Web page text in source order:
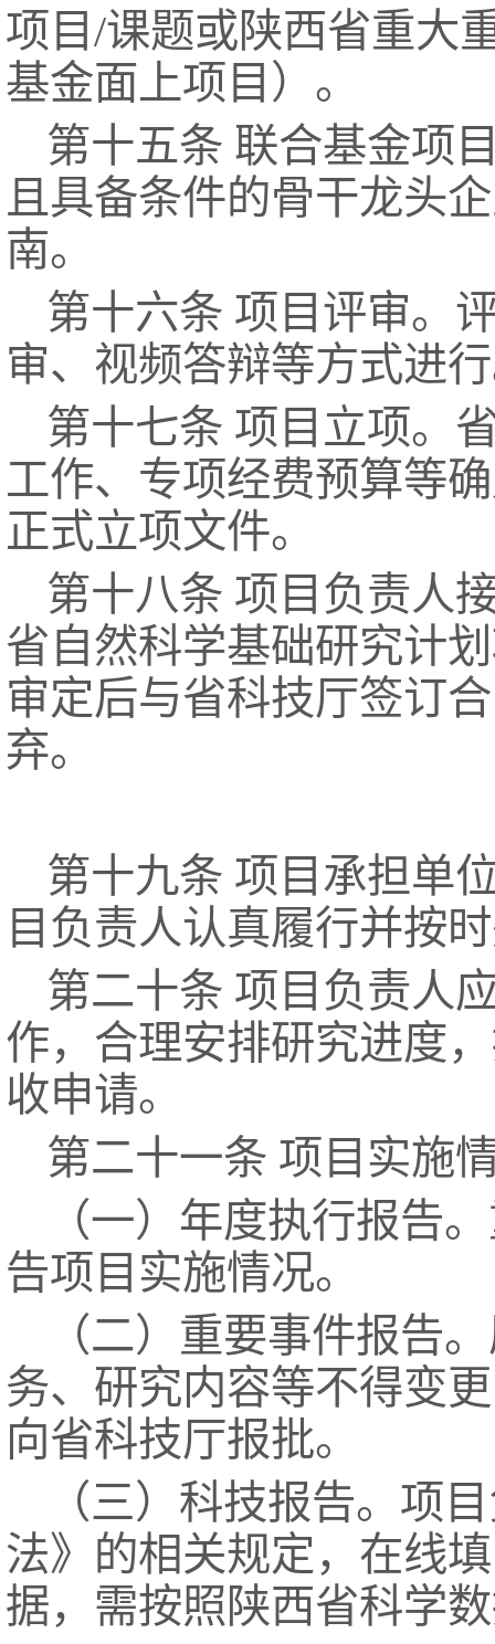
项目/课题或陕西省重大
基金面上项目）。
第十五条 联合基金项
且具备条件的骨干龙头
南。
第十六条 项目评审。
审、视频答辩等方式进
第十七条 项目立项。
工作、专项经费预算等
正式立项文件。
第十八条 项目负责人
省自然科学基础研究计
审定后与省科技厅签订
弃。
第十九条 项目承担单
目负责人认真履行并按
第二十条 项目负责人
作，合理安排研究进度
收申请。
第二十一条 项目实施
（一）年度执行报告
告项目实施情况。
（二）重要事件报告
务、研究内容等不得变
向省科技厅报批。
（三）科技报告。项
法》的相关规定，在线
据，需按照陕西省科学